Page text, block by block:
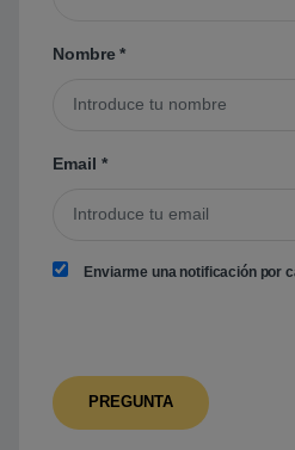
Nombre*
Email *
Enviarme una notificación por